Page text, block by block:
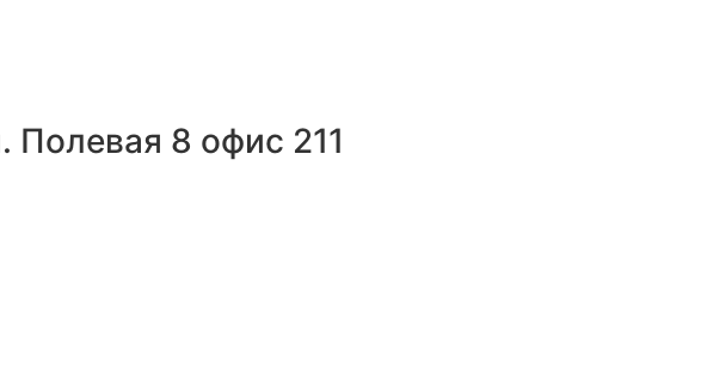
Полевая 8 офис 211